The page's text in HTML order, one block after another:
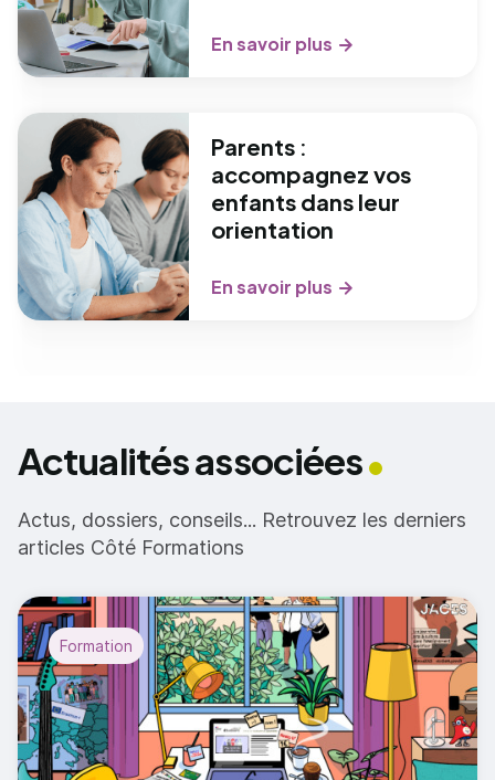
En savoir plus
Parents :
accompagnez vos
enfants dans leur
orientation
En savoir plus
Actualités associées
Actus, dossiers, conseils... Retrouvez les derniers
articles Côté Formations
Formation